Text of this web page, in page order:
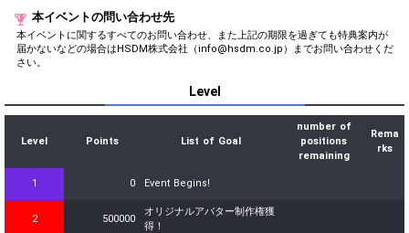
本イベントの問い合わせ先
本イベントに関するすべてのお問い合わせ、また上記の期限を過ぎても特典案内が
届かないなどの場合はHSDM株式会社（info@hsdm.co.jp）までお問い合わせくだ
さい。
Level
Level Points List of Goal
number of
positions
remaining
Rema
rks
1 0 Event Begins!
2 500000
オリジナルアバター制作権獲
得！